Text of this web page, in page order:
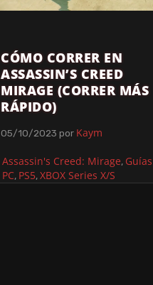
CÓMO CORRER EN
ASSASSIN’S CREED
MIRAGE (CORRER MÁS
RÁPIDO)
05/10/2023 por Kaym
Assassin's Creed: Mirage, Guías
PC, PS5,XBOX Series X/S